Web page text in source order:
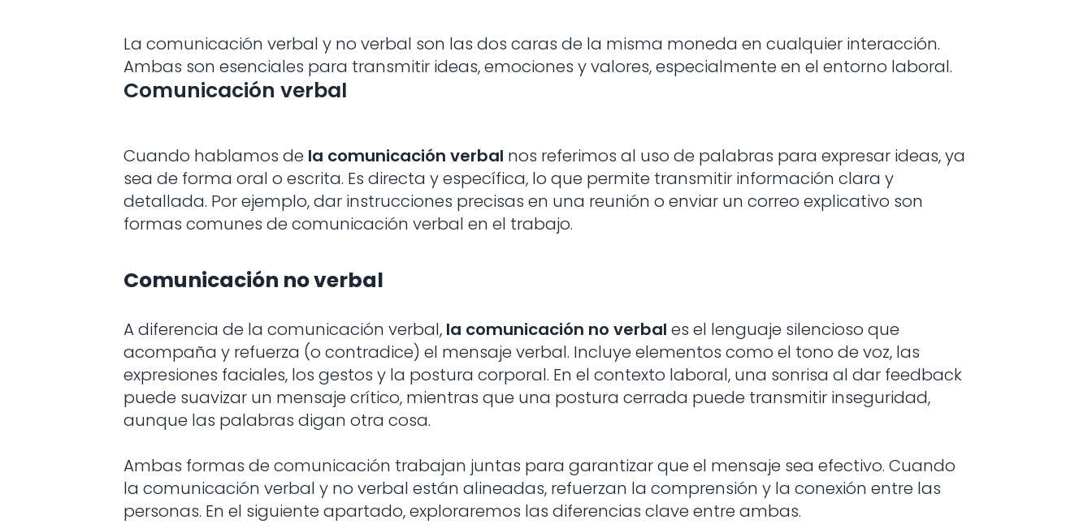
La comunicación verbal y no verbal son las dos caras de la misma moneda en cualquier interacción.
Ambas son esenciales para transmitir ideas, emociones y valores, especialmente en el entorno laboral.
Comunicación verbal
Cuando hablamos de la comunicación verbal nos referimos al uso de palabras para expresar ideas, ya
sea de forma oral o escrita. Es directa y específica, lo que permite transmitir información clara y
detallada. Por ejemplo, dar instrucciones precisas en una reunión o enviar un correo explicativo son
formas comunes de comunicación verbal en el trabajo.
Comunicación no verbal
A diferencia de la comunicación verbal, la comunicación no verbal es el lenguaje silencioso que
acompaña y refuerza (o contradice) el mensaje verbal. Incluye elementos como el tono de voz, las
expresiones faciales, los gestos y la postura corporal. En el contexto laboral, una sonrisa al dar feedback
puede suavizar un mensaje crítico, mientras que una postura cerrada puede transmitir inseguridad,
aunque las palabras digan otra cosa.
Ambas formas de comunicación trabajan juntas para garantizar que el mensaje sea efectivo. Cuando
la comunicación verbal y no verbal están alineadas, refuerzan la comprensión y la conexión entre las
personas. En el siguiente apartado, exploraremos las diferencias clave entre ambas.